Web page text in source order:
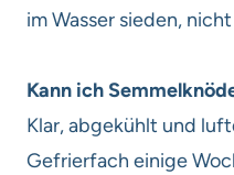
im Wasser sieden,
Kann ich
Klar, abgekühlt und
Gefrierfach einige